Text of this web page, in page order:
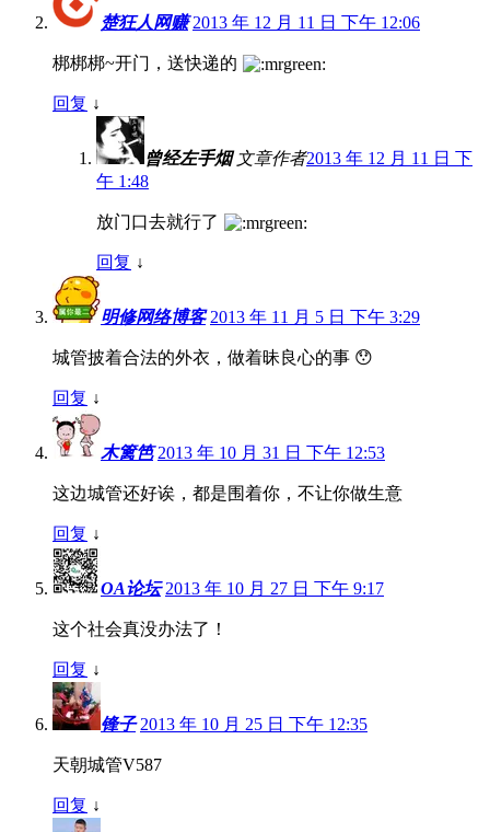
楚狂人网赚 2013 年 12 月 11 日 下午 12:06
梆梆梆~开门，送快递的
回复 ↓
曾经左手烟 文章作者2013 年 12 月 11 日 下
午 1:48
放门口去就行了
回复 ↓
明修网络博客 2013 年 11 月 5 日 下午 3:29
城管披着合法的外衣，做着昧良心的事 😯
回复 ↓
木篱笆 2013 年 10 月 31 日 下午 12:53
这边城管还好诶，都是围着你，不让你做生意
回复 ↓
OA论坛 2013 年 10 月 27 日 下午 9:17
这个社会真没办法了！
回复 ↓
锋子 2013 年 10 月 25 日 下午 12:35
天朝城管V587
回复 ↓